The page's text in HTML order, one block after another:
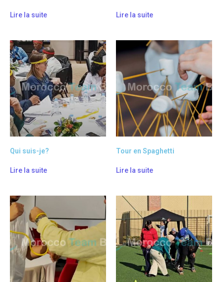
Lire la suite Lire la suite
Qui suis-je?
Lire la suite
Tour en Spaghetti
Lire la suite